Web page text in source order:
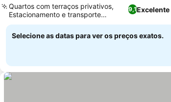
9,1Excelente
Quartos com terraços privativos,
Estacionamento e transporte
organizados
Selecione as datas para ver os preços exatos.